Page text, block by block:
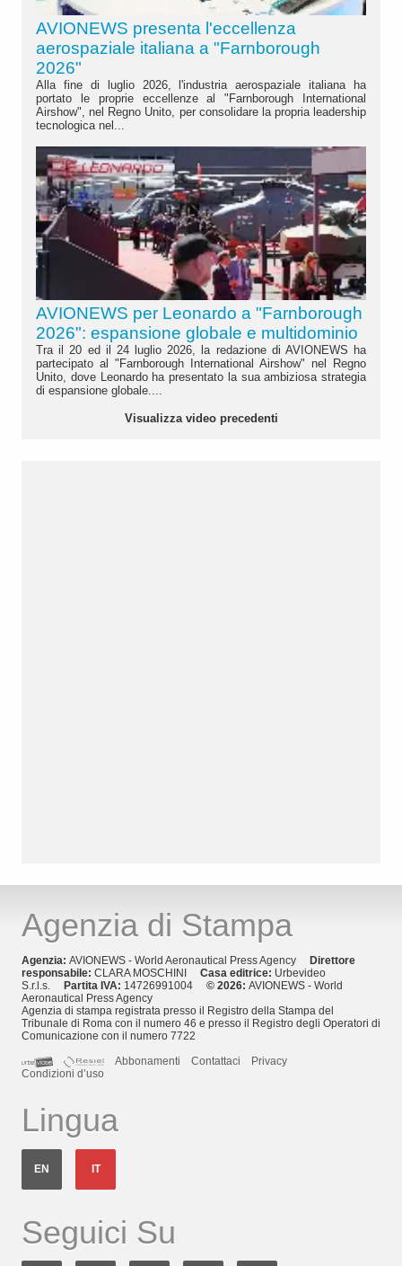
AVIONEWS presenta l'eccellenza
aerospaziale italiana a "Farnborough
2026"
Alla fine di luglio 2026, l'industria aerospaziale italiana ha
portato le proprie eccellenze al "Farnborough International
Airshow", nel Regno Unito, per consolidare la propria leadership
tecnologica nel...
AVIONEWS per Leonardo a "Farnborough
2026": espansione globale e multidominio
Tra il 20 ed il 24 luglio 2026, la redazione di AVIONEWS ha
partecipato al "Farnborough International Airshow" nel Regno
Unito, dove Leonardo ha presentato la sua ambiziosa strategia
di espansione globale....
Visualizza video precedenti
Agenzia di Stampa
Agenzia: AVIONEWS - World Aeronautical Press Agency Direttore
responsabile: CLARA MOSCHINI Casa editrice: Urbevideo
S.r.l.s. Partita IVA: 14726991004 © 2026: AVIONEWS - World
Aeronautical Press Agency
Agenzia di stampa registrata presso il Registro della Stampa del
Tribunale di Roma con il numero 46 e presso il Registro degli Operatori di
Comunicazione con il numero 7722
Abbonamenti
Contattaci
Privacy
Condizioni d’uso
Lingua
EN IT
Seguici Su